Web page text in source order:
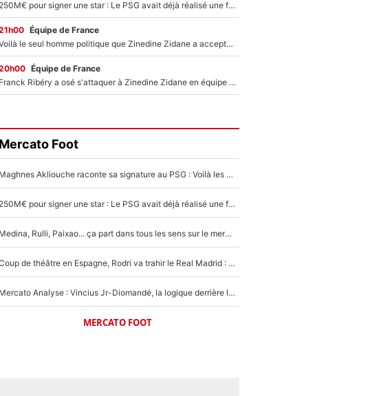
250M€ pour signer une star : Le PSG avait déjà réalisé une folie sur le mercato bien avant Neymar !
Équipe de France
Voilà le seul homme politique que Zinedine Zidane a accepté dans son entourage : «Je garde un très bon souvenir de lui»
Équipe de France
Franck Ribéry a osé s'attaquer à Zinedine Zidane en équipe de France : «Je n'aurais jamais fait ça»
Mercato Foot
Maghnes Akliouche raconte sa signature au PSG : Voilà les coulisses de son transfert de rêve à 50M€
250M€ pour signer une star : Le PSG avait déjà réalisé une folie sur le mercato bien avant Neymar !
Medina, Rulli, Paixao... ça part dans tous les sens sur le mercato de l'OM : Frank McCourt va enfin récupérer l'argent qu'il attend ?
Coup de théâtre en Espagne, Rodri va trahir le Real Madrid : Le Ballon d'Or a choisi de signer au FC Barcelone !
Mercato Analyse : Vincius Jr-Diomandé, la logique derrière la concordance des temps
MERCATO FOOT